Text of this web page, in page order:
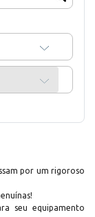
por um rigoroso
seu equipamento